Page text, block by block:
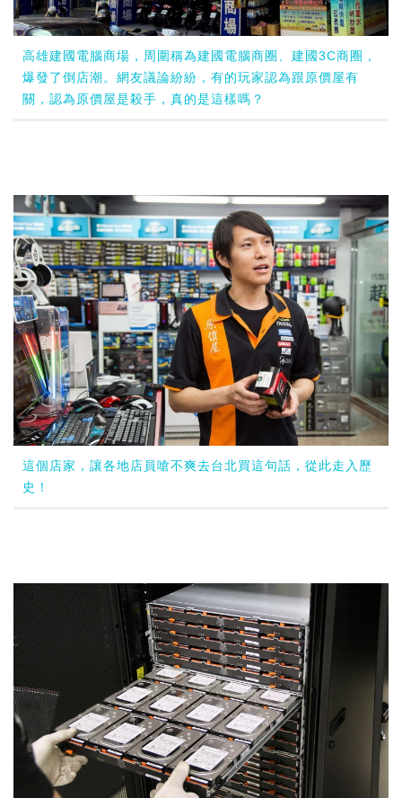
高雄建國電腦商場，周圍稱為建國電腦商圈、建國3C商圈，
爆發了倒店潮。網友議論紛紛，有的玩家認為跟原價屋有
關，認為原價屋是殺手，真的是這樣嗎？
這個店家，讓各地店員嗆不爽去台北買這句話，從此走入歷
史！